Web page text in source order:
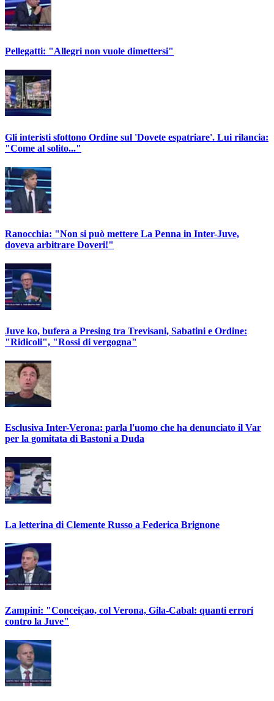
Pellegatti: "Allegri non vuole dimettersi"
Gli interisti sfottono Ordine sul 'Dovete espatriare'. Lui rilancia:
"Come al solito..."
Ranocchia: "Non si può mettere La Penna in Inter-Juve,
doveva arbitrare Doveri!"
Juve ko, bufera a Presing tra Trevisani, Sabatini e Ordine:
"Ridicoli", "Rossi di vergogna"
Esclusiva Inter-Verona: parla l'uomo che ha denunciato il Var
per la gomitata di Bastoni a Duda
La letterina di Clemente Russo a Federica Brignone
Zampini: "Conceiçao, col Verona, Gila-Cabal: quanti errori
contro la Juve"